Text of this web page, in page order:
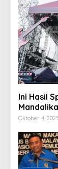
Ini Hasil
Mandalika
Oktober 4,